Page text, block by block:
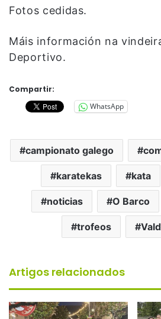
Fotos cedidas.
Máis información na
Deportivo.
Compartir:
WhatsApp
campionato galego
karatekas kata
noticias O Barco
trofeos
Artigos relacionados